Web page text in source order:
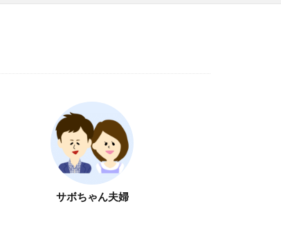
サボちゃん夫婦